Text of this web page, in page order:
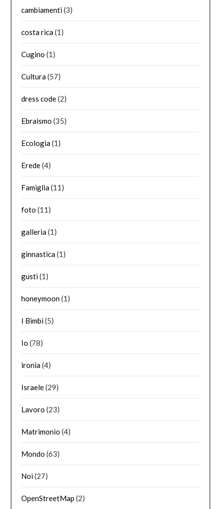
cambiamenti(3)
costa rica(1)
Cugino (1)
Cultura(57)
dress code(2)
Ebraismo (35)
Ecologia(1)
Erede(4)
Famiglia(11)
foto (11)
galleria(1)
ginnastica(1)
gusti(1)
honeymoon(1)
I Bimbi(5)
Io (78)
ironia(4)
Israele(29)
Lavoro (23)
Matrimonio (4)
Mondo (63)
Noi(27)
OpenStreetMap (2)